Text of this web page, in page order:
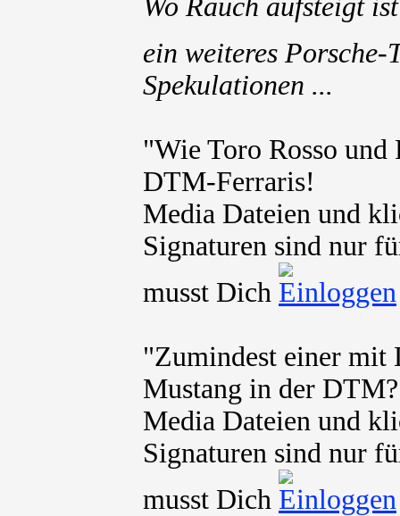
Wo Rauch aufsteigt
ein weiteres
Spekulationen ...
"Wie Toro Rosso
DTM-Ferraris!
Media Dateien und
Signaturen sind nur
musst Dich
"Zumindest einer mit
Mustang in der DTM?
Media Dateien und
Signaturen sind nur
musst Dich